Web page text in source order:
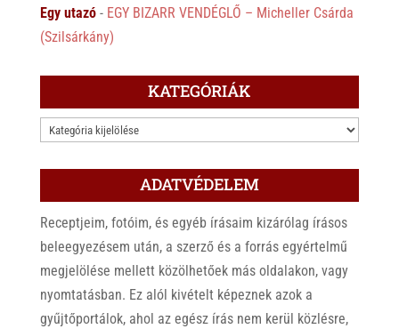
Egy utazó- EGY BIZARR VENDÉGLŐ – Micheller Csárda
(Szilsárkány)
KATEGÓRIÁK
KATEGÓRIÁK
ADATVÉDELEM
Receptjeim, fotóim, és egyéb írásaim kizárólag írásos
beleegyezésem után, a szerző és a forrás egyértelmű
megjelölése mellett közölhetőek más oldalakon, vagy
nyomtatásban. Ez alól kivételt képeznek azok a
gyűjtőportálok, ahol az egész írás nem kerül közlésre,